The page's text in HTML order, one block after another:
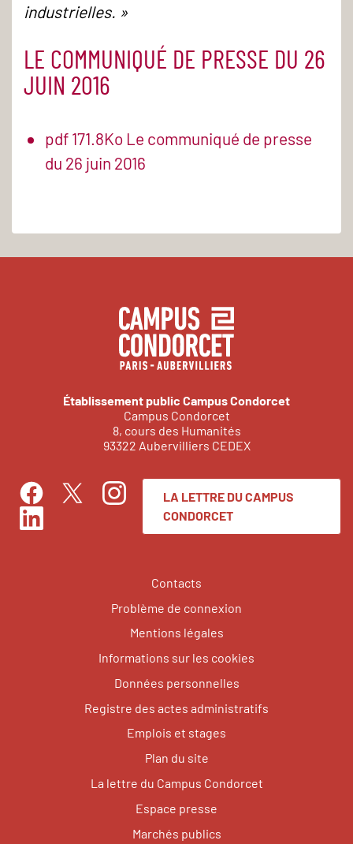
industrielles. »
LE COMMUNIQUÉ DE PRESSE DU 26
JUIN 2016
pdf 171.8Ko Le communiqué de presse
du 26 juin 2016
Établissement public Campus Condorcet
Campus Condorcet
8, cours des Humanités
93322 Aubervilliers CEDEX
FacebookTwitterInstagram
LinkedIn
LA LETTRE DU CAMPUS
CONDORCET
Contacts
Problème de connexion
Mentions légales
Informations sur les cookies
Données personnelles
Registre des actes administratifs
Emplois et stages
Plan du site
La lettre du Campus Condorcet
Espace presse
Marchés publics